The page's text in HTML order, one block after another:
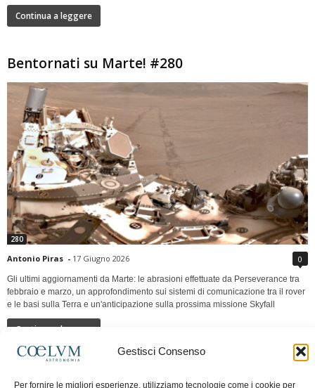
Gestisci Consenso
Per fornire le migliori esperienze, utilizziamo tecnologie come i cookie per
Continua a leggere
Bentornati su Marte! #280
280
Antonio Piras - 17 Giugno 2026 0
Gli ultimi aggiornamenti da Marte: le abrasioni effettuate da Perseverance tra
febbraio e marzo, un approfondimento sui sistemi di comunicazione tra il rover
e le basi sulla Terra e un'anticipazione sulla prossima missione Skyfall
Continua a leggere